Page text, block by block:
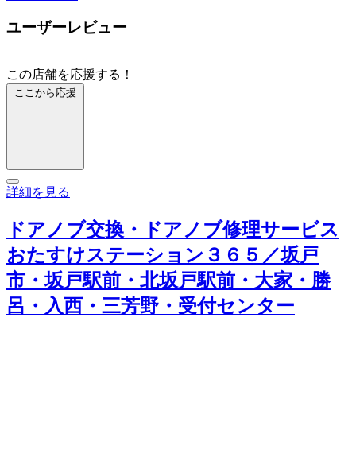
ユーザーレビュー
この店舗を応援する！
ここから応援
詳細を見る
ドアノブ交換・ドアノブ修理サービス
おたすけステーション３６５／坂戸
市・坂戸駅前・北坂戸駅前・大家・勝
呂・入西・三芳野・受付センター